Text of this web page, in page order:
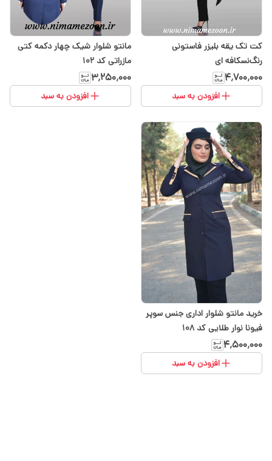
کت تک یقه بلیزر فاستونی
رنگ‌نسکافه ای
۴٬۷۰۰٬۰۰۰
افزودن به سبد
مانتو شلوار شیک چهار دکمه کتی
مازراتی کد 102
۳٬۲۵۰٬۰۰۰
افزودن به سبد
خرید مانتو شلوار اداری جنس سوپر
فیونا نوار طلایی کد ۱۰۸
۴٬۵۰۰٬۰۰۰
افزودن به سبد